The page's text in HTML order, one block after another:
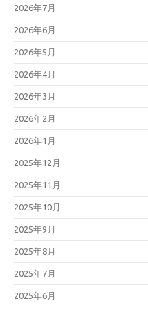
2026年7月
2026年6月
2026年5月
2026年4月
2026年3月
2026年2月
2026年1月
2025年12月
2025年11月
2025年10月
2025年9月
2025年8月
2025年7月
2025年6月